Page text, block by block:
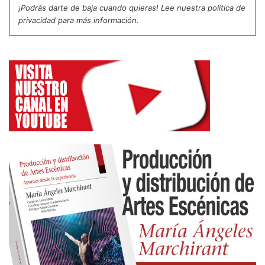
¡Podrás darte de baja cuando quieras! Lee nuestra política de
privacidad para más información.